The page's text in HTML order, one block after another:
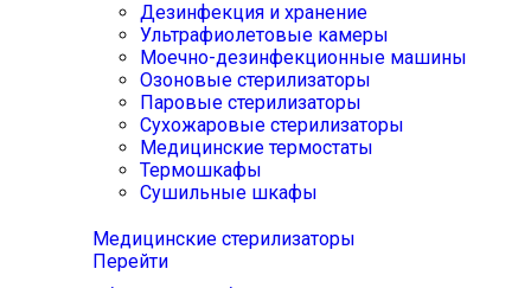
Дезинфекция и хранение
Ультрафиолетовые камеры
Моечно-дезинфекционные машины
Озоновые стерилизаторы
Паровые стерилизаторы
Сухожаровые стерилизаторы
Медицинские термостаты
Термошкафы
Сушильные шкафы
Медицинские стерилизаторы
Перейти